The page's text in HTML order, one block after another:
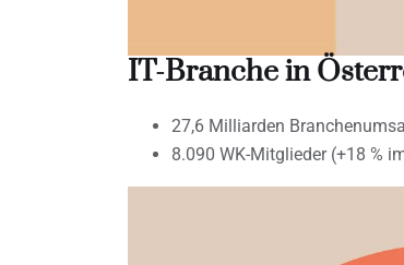
IT-Branche in
27,6 Milliarden
8.090 WK-Mitglieder (+18 %